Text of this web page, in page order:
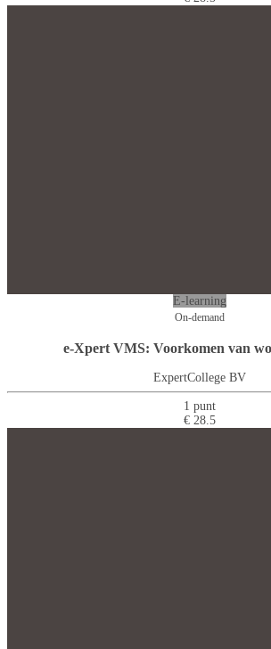
E-learning
On-demand
e-Xpert VMS: Voorkomen van
ExpertCollege BV
1 punt
€ 28.5